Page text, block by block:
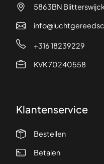
5863BN
+316 18239229
KVK 70240558
Klantenservice
Bestellen
Betalen